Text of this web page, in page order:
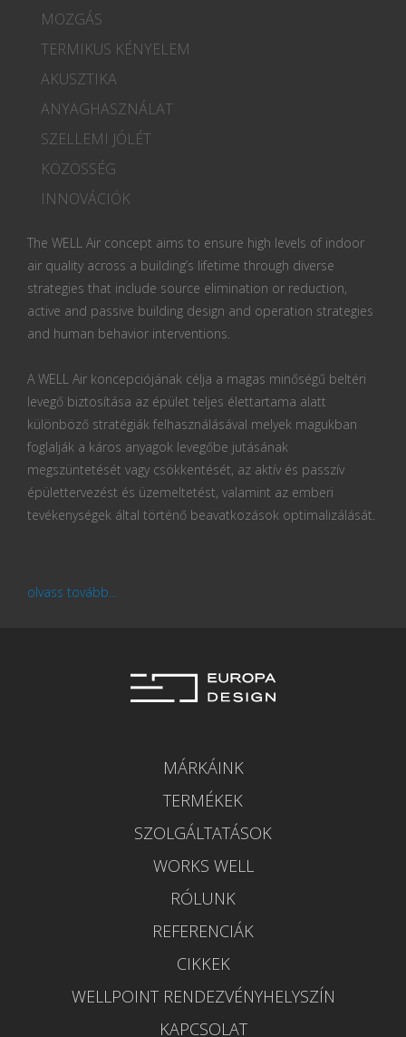
MOZGÁS
TERMIKUS KÉNYELEM
AKUSZTIKA
ANYAGHASZNÁLAT
SZELLEMI JÓLÉT
KÖZÖSSÉG
INNOVÁCIÓK
The WELL Air concept aims to ensure high levels of indoor
air quality across a building’s lifetime through diverse
strategies that include source elimination or reduction,
active and passive building design and operation strategies
and human behavior interventions.
A WELL Air koncepciójának célja a magas minőségű beltéri
levegő biztosítása az épület teljes élettartama alatt
különböző stratégiák felhasználásával melyek magukban
foglalják a káros anyagok levegőbe jutásának
megszüntetését vagy csökkentését, az aktív és passzív
épülettervezést és üzemeltetést, valamint az emberi
tevékenységek által történő beavatkozások optimalizálását.
olvass tovább...
MÁRKÁINK
TERMÉKEK
SZOLGÁLTATÁSOK
WORKS WELL
RÓLUNK
REFERENCIÁK
CIKKEK
WELLPOINT RENDEZVÉNYHELYSZÍN
KAPCSOLAT